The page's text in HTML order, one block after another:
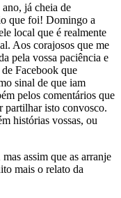
já cheia de
que foi! Domingo a
local que é realmente
Aos corajosos que me
pela vossa paciência e
Facebook que
sinal de que iam
pelos comentários que
partilhar isto convosco.
histórias vossas, ou
assim que as arranje
mais o relato da